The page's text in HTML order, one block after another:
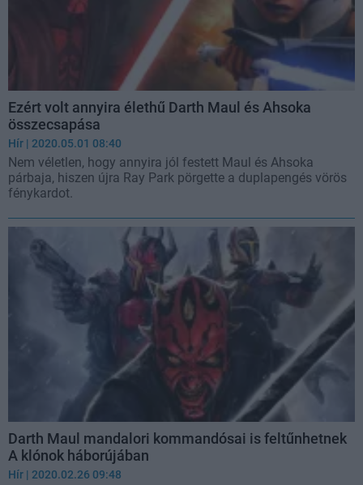
Ezért volt annyira élethű Darth Maul és Ahsoka
összecsapása
Hír | 2020.05.01 08:40
Nem véletlen, hogy annyira jól festett Maul és Ahsoka
párbaja, hiszen újra Ray Park pörgette a duplapengés vörös
fénykardot.
Darth Maul mandalori kommandósai is feltűnhetnek
A klónok háborújában
Hír | 2020.02.26 09:48